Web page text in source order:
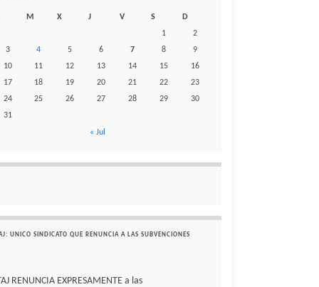
M X J V S
D
1
2
3
4 5 6 7 8
9
10
11 12 13 14 15
16
17
18 19 20 21 22
23
24
25 26 27 28 29
30
31
« Jul
UNICO SINDICATO QUE RENUNCIA A LAS SUBVENCIONES
RENUNCIA EXPRESAMENTE a las